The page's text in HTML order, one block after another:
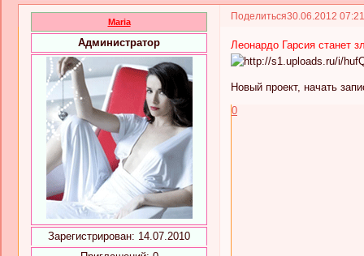
Поделиться30.06.2012
Maria
Администратор
Зарегистрирован: 14.07.2010
Леонардо Гарсия станет
Новый проект, начать
0